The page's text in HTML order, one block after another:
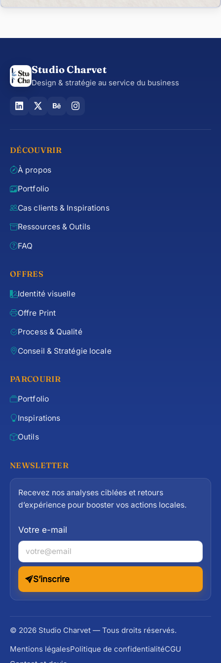
Studio Charvet
Design & stratégie au service du business
DÉCOUVRIR
À propos
Portfolio
Cas clients & Inspirations
Ressources & Outils
FAQ
OFFRES
Identité visuelle
Offre Print
Process & Qualité
Conseil & Stratégie locale
PARCOURIR
Portfolio
Inspirations
Outils
NEWSLETTER
Recevez nos analyses ciblées et retours
d’expérience pour booster vos actions locales.
Votre e-mail
S’inscrire
© 2026 Studio Charvet — Tous droits réservés.
Mentions légalesPolitique de confidentialitéCGU